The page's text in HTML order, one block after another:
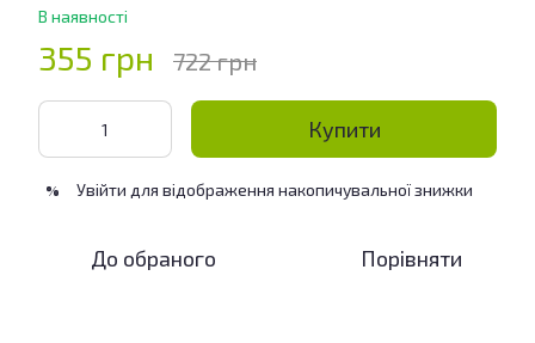
В наявності
355 грн 722 грн
Купити
% Увійти для відображення накопичувальної знижки
До обраного Порівняти